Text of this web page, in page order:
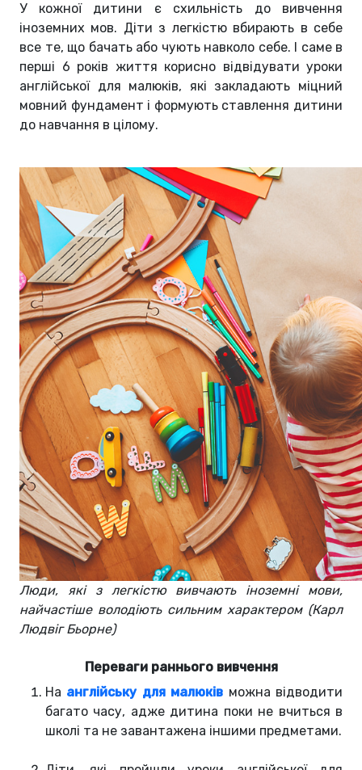
У кожної дитини є схильність до вивчення
іноземних мов. Діти з легкістю вбирають в себе
все те, що бачать або чують навколо себе. І саме в
перші 6 років життя корисно відвідувати уроки
англійської для малюків, які закладають міцний
мовний фундамент і формують ставлення дитини
до навчання в цілому.
Люди, які з легкістю вивчають іноземні мови,
найчастіше володіють сильним характером (Карл
Людвіг Бьорне)
Переваги раннього вивчення
На англійську для малюків можна відводити
багато часу, адже дитина поки не вчиться в
школі та не завантажена іншими предметами.